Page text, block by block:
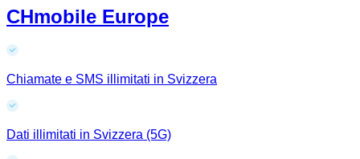
CHmobile Europe
Chiamate e SMS illimitati in Svizzera
Dati illimitati in Svizzera (5G)